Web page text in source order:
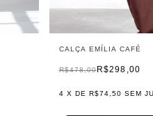
CALÇA EMÍLIA CAFÉ
R$298,00
R$478,00
4 X DE R$74,50 SEM